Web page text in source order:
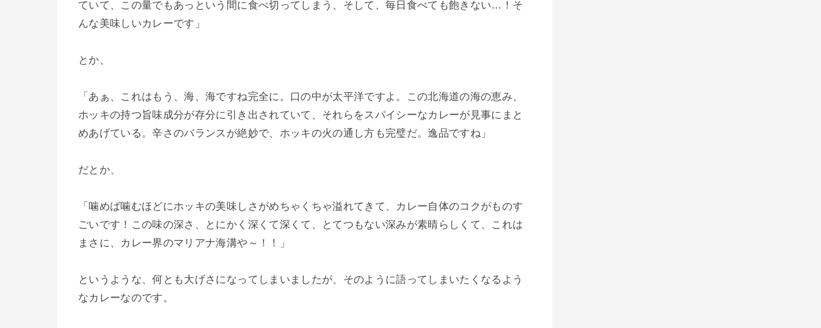
ていて、この量でもあっという間に食べ切ってしまう、そして、毎日食べても飽きない…！そ
んな美味しいカレーです」
とか、
「あぁ、これはもう、海、海ですね完全に。口の中が太平洋ですよ。この北海道の海の恵み、
ホッキの持つ旨味成分が存分に引き出されていて、それらをスパイシーなカレーが見事にまと
めあげている。辛さのバランスが絶妙で、ホッキの火の通し方も完璧だ。逸品ですね」
だとか、
「噛めば噛むほどにホッキの美味しさがめちゃくちゃ溢れてきて、カレー自体のコクがものす
ごいです！この味の深さ、とにかく深くて深くて、とてつもない深みが素晴らしくて、これは
まさに、カレー界のマリアナ海溝や～！！」
というような、何とも大げさになってしまいましたが、そのように語ってしまいたくなるよう
なカレーなのです。